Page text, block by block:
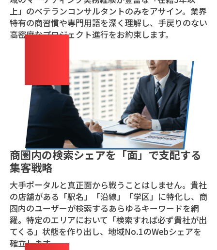
上」のベテランコンサルタントのみをアサイン。業界
特有の商習慣や専門用語を深く理解し、手戻りのない
高密度なプロジェクト進行をお約束します。
商圏内の検索シェアを「面」で支配する
集客戦略
大手ポータルと真正面から戦うことはしません。貴社
の店舗がある「駅名」「沿線」「学区」に特化し、商
圏内のユーザーが検索するあらゆるキーワードを網
羅。特定のエリアにおいて「検索すれば必ず貴社が出
てくる」状態を作り出し、地域No.1のWebシェアを
確立します。